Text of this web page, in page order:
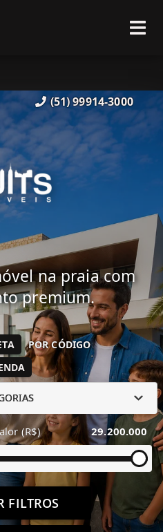
(51) 99914-3000
na praia com
premium.
POR CÓDIGO
(R$) 29.200.000
FILTROS